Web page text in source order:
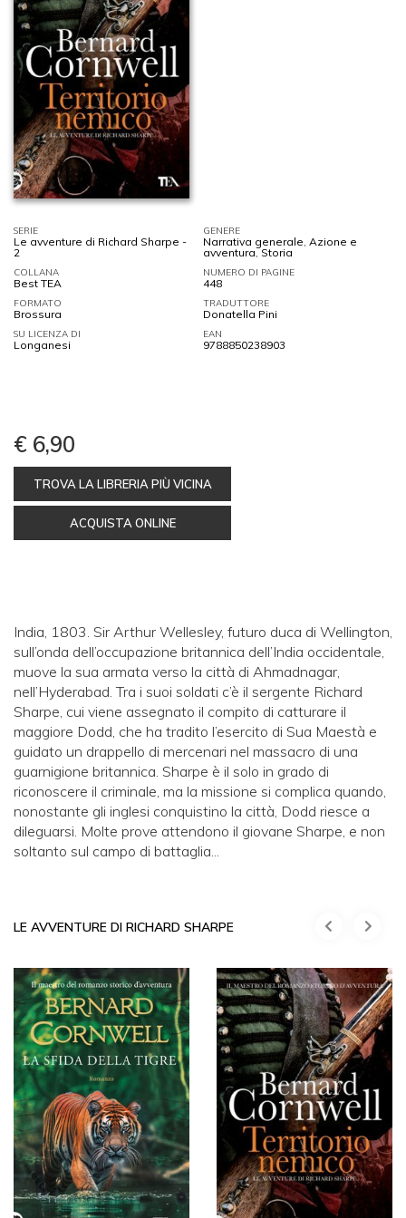
SERIE
Le avventure di Richard Sharpe -
2
GENERE
Narrativa generale, Azione e
avventura,Storia
COLLANA
Best TEA
NUMERO DI PAGINE
448
FORMATO
Brossura
TRADUTTORE
Donatella Pini
SU LICENZA DI
Longanesi
EAN
9788850238903
€ 6,90
TROVA LA LIBRERIA PIÙ VICINA
ACQUISTA ONLINE
India, 1803. Sir Arthur Wellesley, futuro duca di Wellington,
sull’onda dell’occupazione britannica dell’India occidentale,
muove la sua armata verso la città di Ahmadnagar,
nell’Hyderabad. Tra i suoi soldati c’è il sergente Richard
Sharpe, cui viene assegnato il compito di catturare il
maggiore Dodd, che ha tradito l’esercito di Sua Maestà e
guidato un drappello di mercenari nel massacro di una
guarnigione britannica. Sharpe è il solo in grado di
riconoscere il criminale, ma la missione si complica quando,
nonostante gli inglesi conquistino la città, Dodd riesce a
dileguarsi. Molte prove attendono il giovane Sharpe, e non
soltanto sul campo di battaglia...
LE AVVENTURE DI RICHARD SHARPE